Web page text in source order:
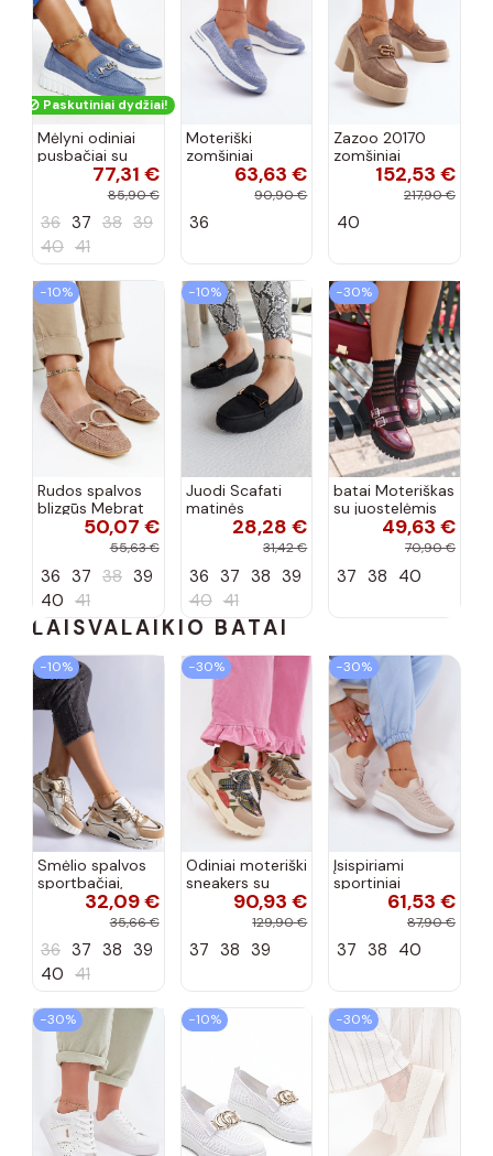
Paskutiniai dydžiai!
Mėlyni odiniai
pusbačiai su
dekoratyvine
sagtimi Taija
77,31 €
85,90 €
36 37 38 39
40 41
Moteriški
zomšiniai
mokasinai
Demela mėlynos
63,63 €
90,90 €
36
Zazoo 20170
zomšiniai
bateliai su
kulniukais smėlio
152,53 €
217,90 €
40
−10%
Rudos spalvos
blizgūs Mebrat
bateliai50,07 €
55,63 €
36 37 38 39
40 41
−10%
Juodi Scafati
matinės
apdailos bateliai
28,28 €
31,42 €
36 37 38 39
40 41
−30%
batai Moteriškas
su juostelėmis
su lako efektu
bordo spalvos
49,63 €
70,90 €
37 38 40
LAISVALAIKIO BATAI
−10%
Smėlio spalvos
sportbačiai,
dekoruoti Valdez
cirkonio virvele
32,09 €
35,66 €
36 37 38 39
40 41
−30%
Odiniai moteriški
sneakers su
platforma D&A
CR61-3133
90,93 €
129,90 €
37 38 39
−30%
Įsispiriami
sportiniai
bateliai Kobbo
102425 smėlio
61,53 €
87,90 €
37 38 40
−30% −10% −30%